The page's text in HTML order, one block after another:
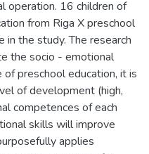
operation. 16 children of
from Riga X preschool
the study. The research
the socio - emotional
preschool education, it is
of development (high,
competences of each
skills will improve
applies